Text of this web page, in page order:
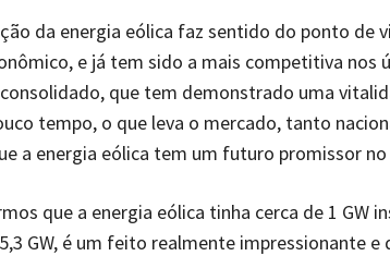
da energia eólica faz sentido do ponto de
e já tem sido a mais competitiva nos
que tem demonstrado uma
tempo, o que leva o mercado, tanto
a energia eólica tem um futuro promissor no
que a energia eólica tinha cerca de 1 GW
GW, é um feito realmente impressionante e